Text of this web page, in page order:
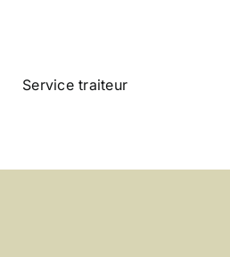
Service traiteur